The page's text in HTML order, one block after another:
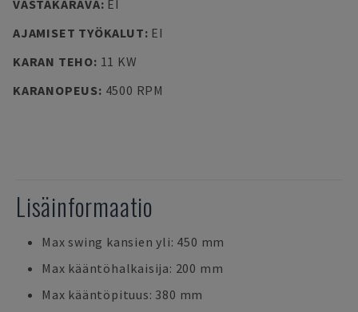
VASTAKARAVA: EI
AJAMISET TYÖKALUT: EI
KARAN TEHO: 11 KW
KARANOPEUS: 4500 RPM
Lisäinformaatio
Max swing kansien yli: 450 mm
Max kääntöhalkaisija: 200 mm
Max kääntöpituus: 380 mm